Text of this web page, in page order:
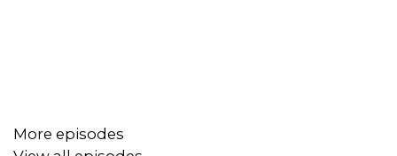
More episodes